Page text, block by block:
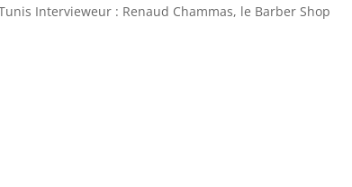
Intervieweur : Renaud Chammas, le Barber Shop